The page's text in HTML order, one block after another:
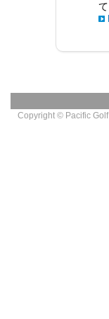
Copyright © Pacific